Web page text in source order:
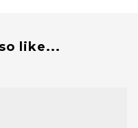
like...